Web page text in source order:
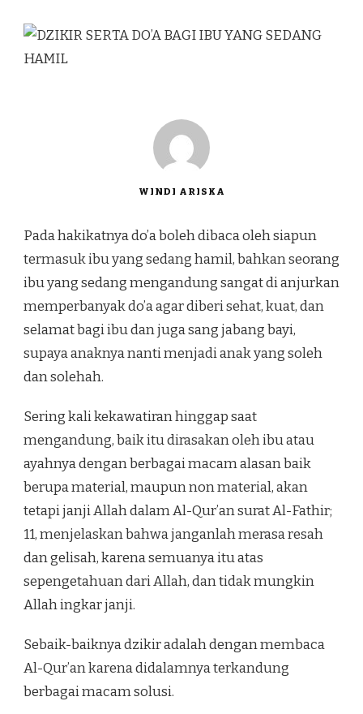
WINDI ARISKA
Pada hakikatnya do’a boleh dibaca oleh siapun
termasuk ibu yang sedang hamil, bahkan seorang
ibu yang sedang mengandung sangat di anjurkan
memperbanyak do’a agar diberi sehat, kuat, dan
selamat bagi ibu dan juga sang jabang bayi,
supaya anaknya nanti menjadi anak yang soleh
dan solehah.
Sering kali kekawatiran hinggap saat
mengandung, baik itu dirasakan oleh ibu atau
ayahnya dengan berbagai macam alasan baik
berupa material, maupun non material, akan
tetapi janji Allah dalam Al-Qur’an surat Al-Fathir;
11, menjelaskan bahwa janganlah merasa resah
dan gelisah, karena semuanya itu atas
sepengetahuan dari Allah, dan tidak mungkin
Allah ingkar janji.
Sebaik-baiknya dzikir adalah dengan membaca
Al-Qur’an karena didalamnya terkandung
berbagai macam solusi.